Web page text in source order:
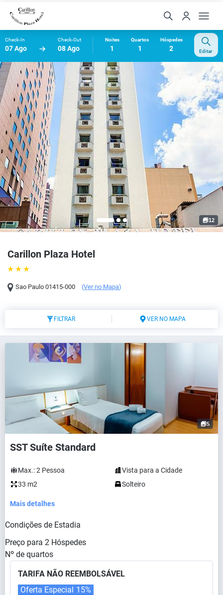
Check-In
07 Ago
Check-Out
08 Ago
Noites
1
Quartos
1
Hóspedes
2 Editar
Carillon Plaza Hotel
Sao Paulo 01415-000 (Ver no Mapa)
12
FILTRAR VER NO MAPA
5
SST Suíte Standard
Max.:2 Pessoa
Vista para a Cidade
33 m2
Solteiro
Mais detalhes
Condições de Estadia
Preço para 2 Hóspedes
Nº de quartos
TARIFA NÃO REEMBOLSÁVEL
Oferta Especial 15%